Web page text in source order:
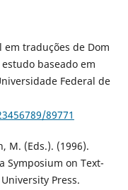
em traduções de Dom
baseado em
Federal de
89771
M. (Eds.). (1996).
Symposium on Text-
Press.